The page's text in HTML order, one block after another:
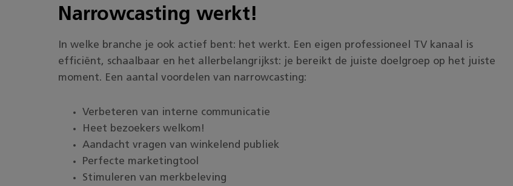
Narrowcasting werkt!
In welke branche je ook actief bent: het werkt. Een eigen professioneel TV kanaal is
efficiënt, schaalbaar en het allerbelangrijkst: je bereikt de juiste doelgroep op het juiste
moment. Een aantal voordelen van narrowcasting:
Verbeteren van interne communicatie
Heet bezoekers welkom!
Aandacht vragen van winkelend publiek
Perfecte marketingtool
Stimuleren van merkbeleving